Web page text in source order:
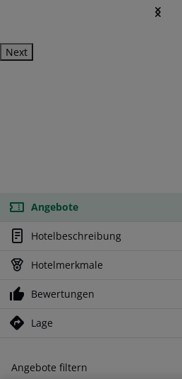
Next
Angebote
Hotelbeschreibung
Hotelmerkmale
Bewertungen
Lage
Angebote filtern